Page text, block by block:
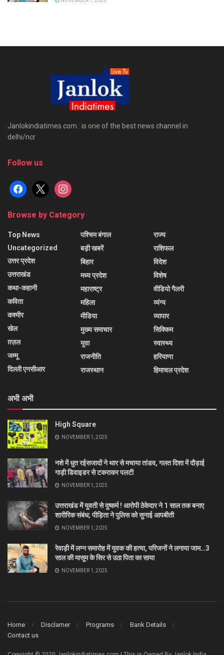
Janlokindiatimes.com : is one of the best news channel in
delhi/ncr
Follow us
facebook
x instagram
Browse by Category
Top News
Uncategorized
उत्तर प्रदेश
उत्तराखंड
कथा-कहानी
कविता
कश्मीर
खेल
ग़ज़ल
जम्मू
दिल्ली एनसीआर
पश्चिम बंगाल
बड़ी खबरें
बिहार
मध्य प्रदेश
महाराष्ट्र
महिला
मीडिया
मुख्य समाचार
युवा
राजनीति
राजस्थान
राज्य
राशिफल
विदेश
विशेष
वीडियो गैलरी
व्यंग्य
व्यापार
सिक्किम
स्वास्थ्य
हरियाणा
हिमाचल प्रदेश
अभी अभी
High Square
NOVEMBER 1, 2025
नशे में धुत रईसजादों ने थार से मचाया तांडव, गलत दिशा में दौड़ाई
गाड़ी डिवाइडर से टकराकर पलटी
NOVEMBER 1, 2025
उत्तराखंड में युवती से दुष्कर्म ! आरोपी ठेकेदार ने 1 साल तक बनाए
शारीरिक संबंध; पीड़िता ने पुलिस को सुनाई आपबीती
NOVEMBER 1, 2025
रेवाड़ी में लग्न समारोह में युवक की हत्या, परिजनों ने लगाया जाम…3
साल की मासूम के सिर से उठा पिता का साया
NOVEMBER 1, 2025
Home Disclamer Programs
Bank Details
Contact us